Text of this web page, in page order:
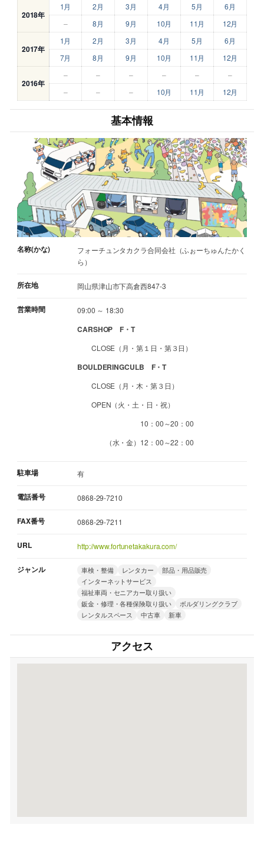
2018年
1月 2月 3月 4月 5月
6月
–
8月 9月 10月 11月 12月
2017年
1月 2月 3月 4月 5月
6月
7月
8月 9月 10月 11月 12月
2016年
– – – – –
–
–
– – 10月 11月 12月
基本情報
名称(かな)
フォーチュンタカクラ合同会社（ふぉーちゅんたかく
ら）
所在地 岡山県津山市下高倉西847-3
営業時間 09:00 ～ 18:30
CARSHOP F・T
CLOSE（月・第１日・第３日）
BOULDERINGCULB F・T
CLOSE（月・木・第３日）
OPEN（火・土・日・祝）
10：00～20：00
（水・金）12：00～22：00
駐車場 有
電話番号 0868-29-7210
FAX番号 0868-29-7211
URL http://www.fortunetakakura.com/
ジャンル 車検・整備 レンタカー
部品・用品販売
インターネットサービス
福祉車両・セニアカー取り扱い
鈑金・修理・各種保険取り扱い
ボルダリングクラブ
レンタルスペース
中古車 新車
アクセス